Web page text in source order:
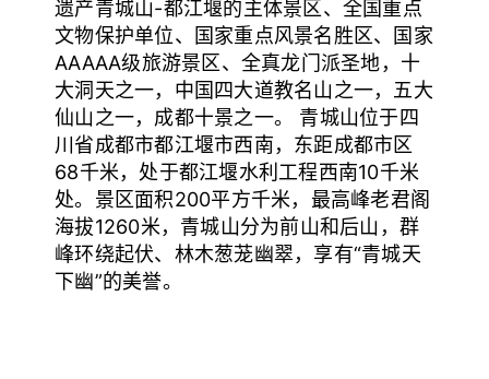
遗产青城山-都江堰的主体景区、全国重点
文物保护单位、国家重点风景名胜区、国家
AAAAA级旅游景区、全真龙门派圣地，十
大洞天之一，中国四大道教名山之一，五大
仙山之一，成都十景之一。 青城山位于四
川省成都市都江堰市西南，东距成都市区
68千米，处于都江堰水利工程西南10千米
处。景区面积200平方千米，最高峰老君阁
海拔1260米，青城山分为前山和后山，群
峰环绕起伏、林木葱茏幽翠，享有“青城天
下幽”的美誉。